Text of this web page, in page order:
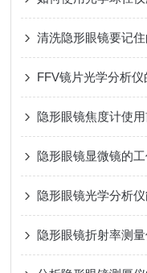
清洗隐形眼镜要记
FFV镜片光学分析
隐形眼镜焦度计使
隐形眼镜显微镜的
隐形眼镜光学分析
隐形眼镜折射率测